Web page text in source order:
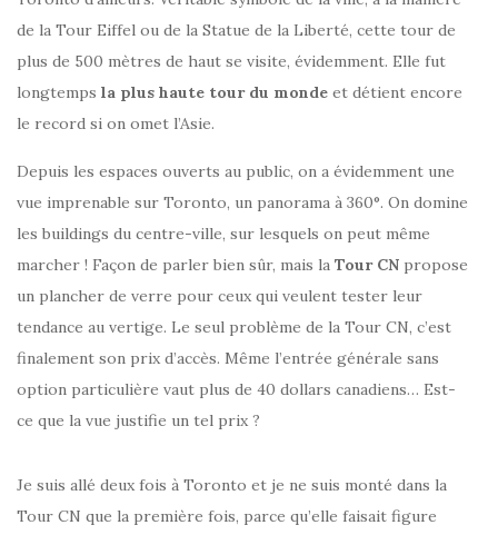
de la Tour Eiffel ou de la Statue de la Liberté, cette tour de
plus de 500 mètres de haut se visite, évidemment. Elle fut
longtemps la plus haute tour du monde et détient encore
le record si on omet l’Asie.
Depuis les espaces ouverts au public, on a évidemment une
vue imprenable sur Toronto, un panorama à 360°. On domine
les buildings du centre-ville, sur lesquels on peut même
marcher ! Façon de parler bien sûr, mais la Tour CN propose
un plancher de verre pour ceux qui veulent tester leur
tendance au vertige. Le seul problème de la Tour CN, c’est
finalement son prix d’accès. Même l’entrée générale sans
option particulière vaut plus de 40 dollars canadiens… Est-
ce que la vue justifie un tel prix ?
Je suis allé deux fois à Toronto et je ne suis monté dans la
Tour CN que la première fois, parce qu’elle faisait figure